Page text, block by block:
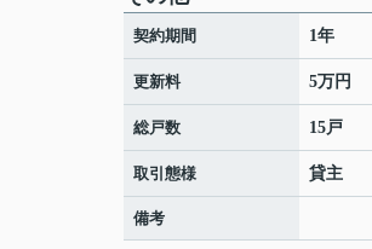
契約期間 1年
更新料 5万円
総戸数 15戸
取引態様 貸主
備考